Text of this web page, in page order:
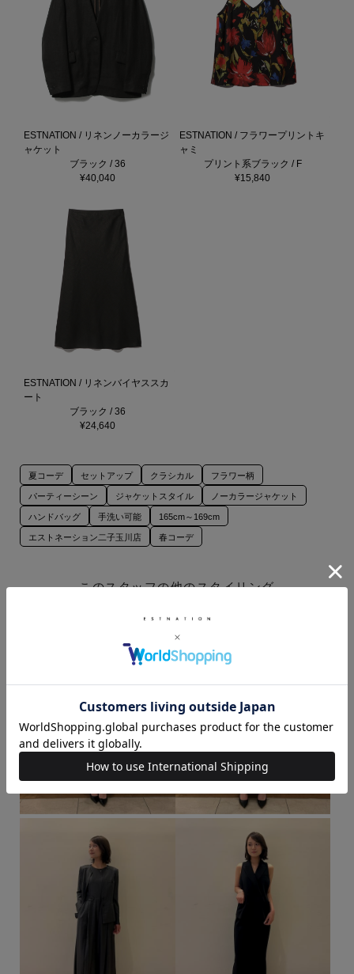
ESTNATION / リネンノーカラージ
ャケット
ブラック / 36
¥40,040
ESTNATION / フラワープリントキ
ャミ
プリント系ブラック / F
¥15,840
ESTNATION / リネンバイヤススカ
ート
ブラック / 36
¥24,640
夏コーデ セットアップ クラシカル フラワー柄
パーティーシーン ジャケットスタイル ノーカラージャケット
ハンドバッグ 手洗い可能 165cm～169cm
エストネーション二子玉川店 春コーデ
このスタッフの他のスタイリング